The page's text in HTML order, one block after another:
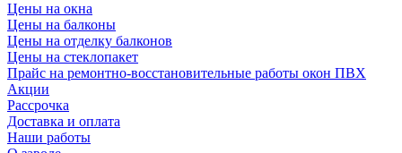
Цены на окна
Цены на балконы
Цены на отделку балконов
Цены на стеклопакет
Прайс на ремонтно-восстановительные работы окон ПВХ
Акции
Рассрочка
Доставка и оплата
Наши работы